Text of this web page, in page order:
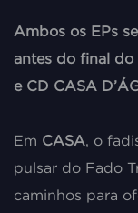
Ambos os EPs
antes do final do
e CD CASA
Em CASA, o
pulsar do Fado
caminhos para